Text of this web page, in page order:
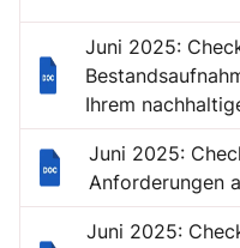
Juni 2025:
Ihrem
Juni 2025:
Anforderungen
Juni 2025: